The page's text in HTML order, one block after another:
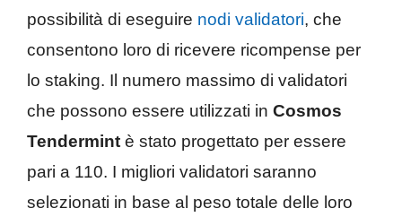
possibilità di eseguire nodi validatori, che
consentono loro di ricevere ricompense per
lo staking. Il numero massimo di validatori
che possono essere utilizzati in Cosmos
Tendermint è stato progettato per essere
pari a 110. I migliori validatori saranno
selezionati in base al peso totale delle loro